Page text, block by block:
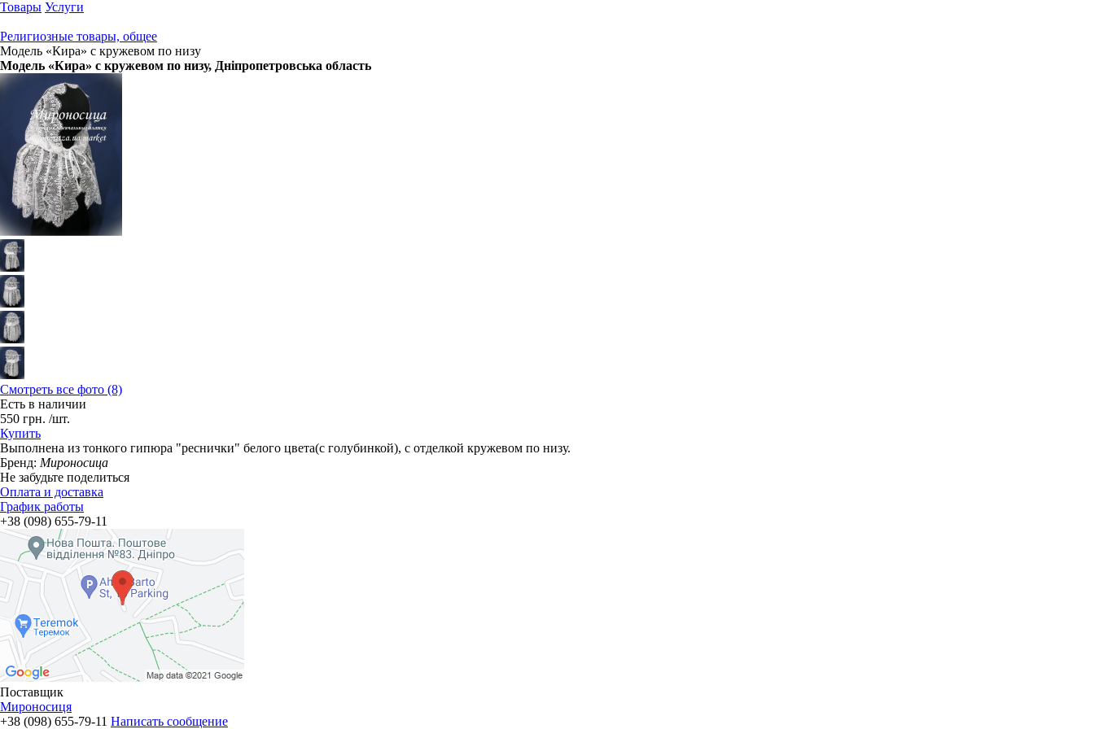
Товары Услуги
Религиозные товары, общее
Модель «Кира» с кружевом по низу
Модель «Кира» с кружевом по низу, Дніпропетровська область
Смотреть все фото (8)
Есть в наличии
550 грн. /шт.
Купить
Выполнена из тонкого гипюра "реснички" белого цвета(с голубинкой), с отделкой кружевом по низу.
Бренд: Мироносица
Не забудьте поделиться
Оплата и доставка
График работы
+38 (098) 655-79-11
Поставщик
Мироносиця
+38 (098) 655-79-11 Написать сообщение